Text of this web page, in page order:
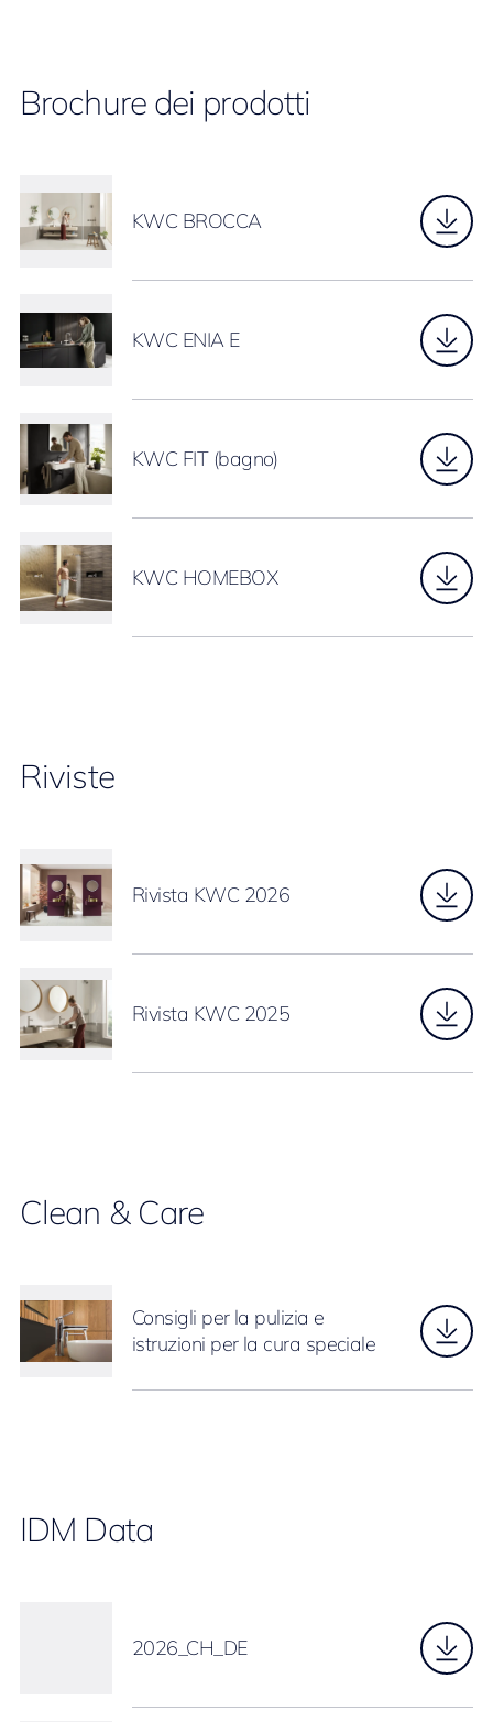
Brochure dei prodotti
KWC BROCCA
KWC ENIA E
KWC FIT (bagno)
KWC HOMEBOX
Riviste
Rivista KWC 2026
Rivista KWC 2025
Clean & Care
Consigli per la pulizia e
istruzioni per la cura speciale
IDM Data
2026_CH_DE